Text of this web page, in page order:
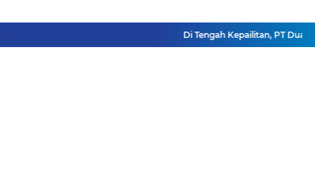
Di Tengah Kepailitan, PT Dua